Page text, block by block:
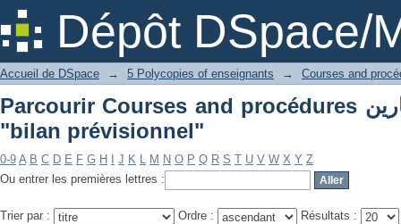
Dépôt DSpace/
Accueil de DSpace → 5 Polycopies of enseignants →
Parcourir Courses and procédures دروس و تمارين par sujet
"bilan prévisionnel"
0-9 A B C D E F G H J K L M N O P Q R S T U V W X Y Z
Ou entrer les premières lettres :
Trier par : Ordre : Résultats :